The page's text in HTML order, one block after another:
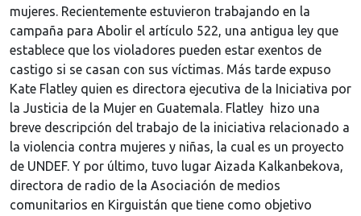
mujeres. Recientemente estuvieron trabajando en la
campaña para Abolir el artículo 522, una antigua ley que
establece que los violadores pueden estar exentos de
castigo si se casan con sus víctimas. Más tarde expuso
Kate Flatley quien es directora ejecutiva de la Iniciativa por
la Justicia de la Mujer en Guatemala. Flatley hizo una
breve descripción del trabajo de la iniciativa relacionado a
la violencia contra mujeres y niñas, la cual es un proyecto
de UNDEF. Y por último, tuvo lugar Aizada Kalkanbekova,
directora de radio de la Asociación de medios
comunitarios en Kirguistán que tiene como objetivo